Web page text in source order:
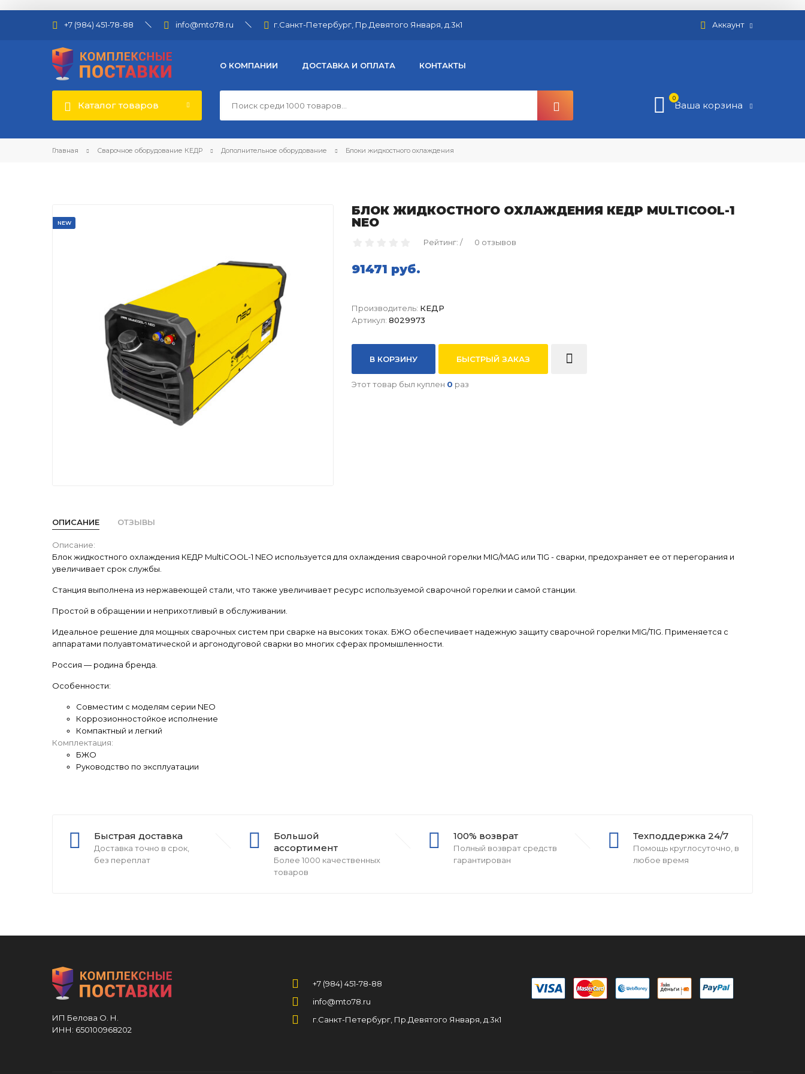
+7 (984) 451-78-88 info@mto78.ru г.Санкт-Петербург, Пр.Девятого Января, д.3к1 Аккаунт
О КОМПАНИИ ДОСТАВКА И ОПЛАТА КОНТАКТЫ
Каталог товаров
0
Ваша корзина
Главная Сварочное оборудование КЕДР Дополнительное оборудование Блоки жидкостного охлаждения
NEW
БЛОК ЖИДКОСТНОГО ОХЛАЖДЕНИЯ КЕДР MULTICOOL-1
NEO
Рейтинг: / 0 отзывов
91471 руб.
Производитель: КЕДР
Артикул: 8029973
В КОРЗИНУ БЫСТРЫЙ ЗАКАЗ
Этот товар был куплен 0 раз
ОПИСАНИЕ ОТЗЫВЫ
Описание:
Блок жидкостного охлаждения КЕДР MultiCOOL-1 NEO используется для охлаждения сварочной горелки MIG/MAG или TIG - сварки, предохраняет ее от перегорания и
увеличивает срок службы.
Станция выполнена из нержавеющей стали, что также увеличивает ресурс используемой сварочной горелки и самой станции.
Простой в обращении и неприхотливый в обслуживании.
Идеальное решение для мощных сварочных систем при сварке на высоких токах. БЖО обеспечивает надежную защиту сварочной горелки MIG/TIG. Применяется с
аппаратами полуавтоматической и аргонодуговой сварки во многих сферах промышленности.
Россия — родина бренда.
Особенности:
Совместим с моделям серии NEO
Коррозионностойкое исполнение
Компактный и легкий
Комплектация:
БЖО
Руководство по эксплуатации
Быстрая доставка
Доставка точно в срок,
без переплат
Большой
ассортимент
Более 1000 качественных
товаров
100% возврат
Полный возврат средств
гарантирован
Техподдержка 24/7
Помощь круглосуточно, в
любое время
ИП Белова О. Н.
ИНН: 650100968202
+7 (984) 451-78-88
info@mto78.ru
г.Санкт-Петербург, Пр.Девятого Января, д.3к1